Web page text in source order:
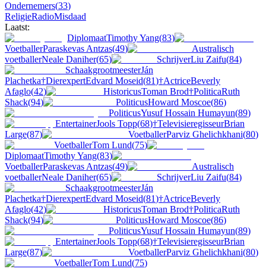
Ondernemers(33)
ReligieRadioMisdaad
Laatst:
DiplomaatTimothy Yang(83)
VoetballerParaskevas Antzas(49)
Australisch
voetballerNeale Daniher(65) SchrijverLiu Zaifu(84)
SchaakgrootmeesterJán
Plachetka†DierexpertEdvard Moseid(81)†ActriceBeverly
Afaglo(42) HistoricusToman Brod†PoliticaRuth
Shack(94) PoliticusHoward Moscoe(86)
PoliticusYusuf Hossain Humayun(89)
EntertainerJools Topp(68)†TelevisieregisseurBrian
Large(87) VoetballerParviz Ghelichkhani(80)
VoetballerTom Lund(75)
DiplomaatTimothy Yang(83)
VoetballerParaskevas Antzas(49)
Australisch
voetballerNeale Daniher(65) SchrijverLiu Zaifu(84)
SchaakgrootmeesterJán
Plachetka†DierexpertEdvard Moseid(81)†ActriceBeverly
Afaglo(42) HistoricusToman Brod†PoliticaRuth
Shack(94) PoliticusHoward Moscoe(86)
PoliticusYusuf Hossain Humayun(89)
EntertainerJools Topp(68)†TelevisieregisseurBrian
Large(87) VoetballerParviz Ghelichkhani(80)
VoetballerTom Lund(75)